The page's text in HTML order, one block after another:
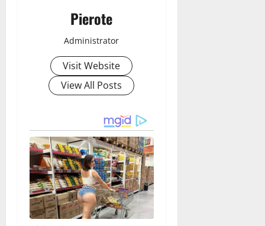
Pierote
Administrator
Visit Website
View All Posts